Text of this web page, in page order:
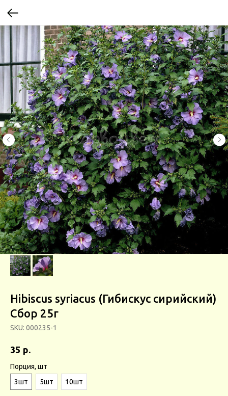
Hibiscus syriacus (Гибискус сирийский)
Сбор 25г
SKU: 000235-1
35 р.
Порция, шт
3шт
5шт 10шт